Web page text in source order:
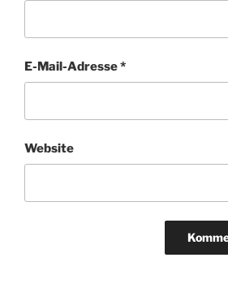
E-Mail-Adresse*
Website